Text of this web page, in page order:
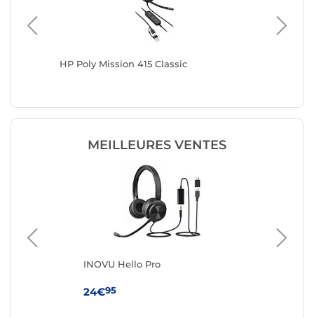
HP Poly Mission 415 Classic
MEILLEURES VENTES
INOVU Hello Pro
24€95